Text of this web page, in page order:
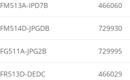
FM513A-IPD7B 466060
FM514D-JPGDB 729930
FG511A-JPG2B 729995
FR513D-DEDC 466029